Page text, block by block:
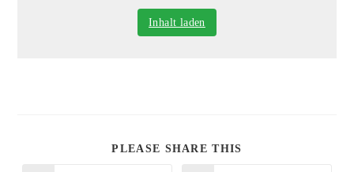
Inhalt laden
PLEASE SHARE THIS